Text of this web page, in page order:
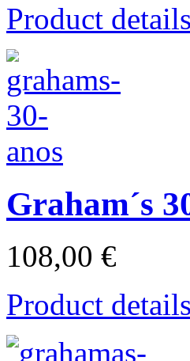
Product details
Graham´s
108,00 €
Product details